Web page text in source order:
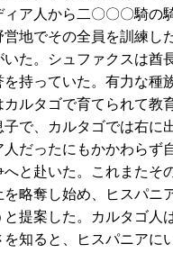
ア人から二〇〇〇騎の
地でその全員を訓練した
た。シュファクスは酋
持っていた。有力な種
ルタゴで育てられて教
で、カルタゴでは右に
だったにもかかわらず
と赴いた。これまたそ
略奪し始め、ヒスパニ
提案した。カルタゴ人
知ると、ヒスパニアに